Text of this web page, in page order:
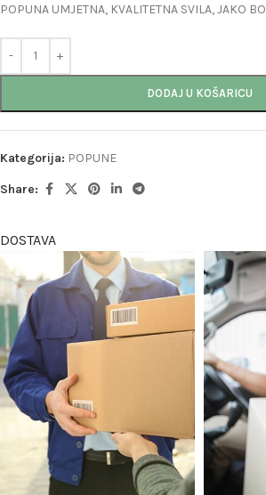
POPUNA UMJETNA, KVALITETNA SVILA, JAKO
DODAJ U KOŠARICU
Kategorija: POPUNE
Share:
DOSTAVA